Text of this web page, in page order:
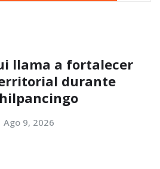
llama a fortalecer
durante
Ago 9, 2026